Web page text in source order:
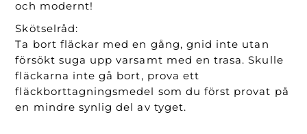
och modernt!
Skötselråd:
Ta bort fläckar med en gång, gnid inte utan
försökt suga upp varsamt med en trasa. Skulle
fläckarna inte gå bort, prova ett
fläckborttagningsmedel som du först provat på
en mindre synlig del av tyget.